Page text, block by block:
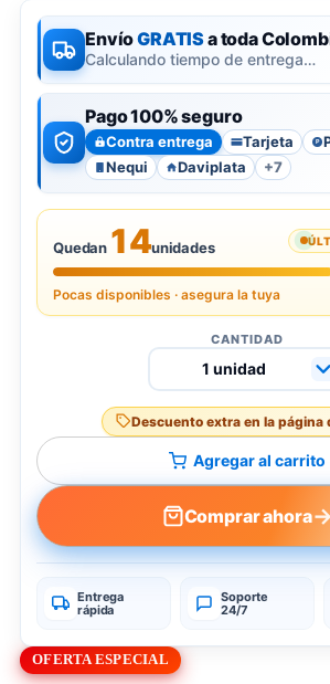
EnvíoGRATISa toda
Calculando tiempo de entrega…
Pago 100% seguro
Contra entrega Tarjeta P
Nequi
Daviplata +7
Quedan 14unidades
Pocas disponibles · asegura la tuya
CANTIDAD
Descuento extra en la página
Agregar al carrito
Comprar ahora→
Entrega
rápida
Soporte
24/7
OFERTA ESPECIAL